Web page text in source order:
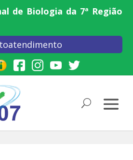
de Biologia da 7ª Região